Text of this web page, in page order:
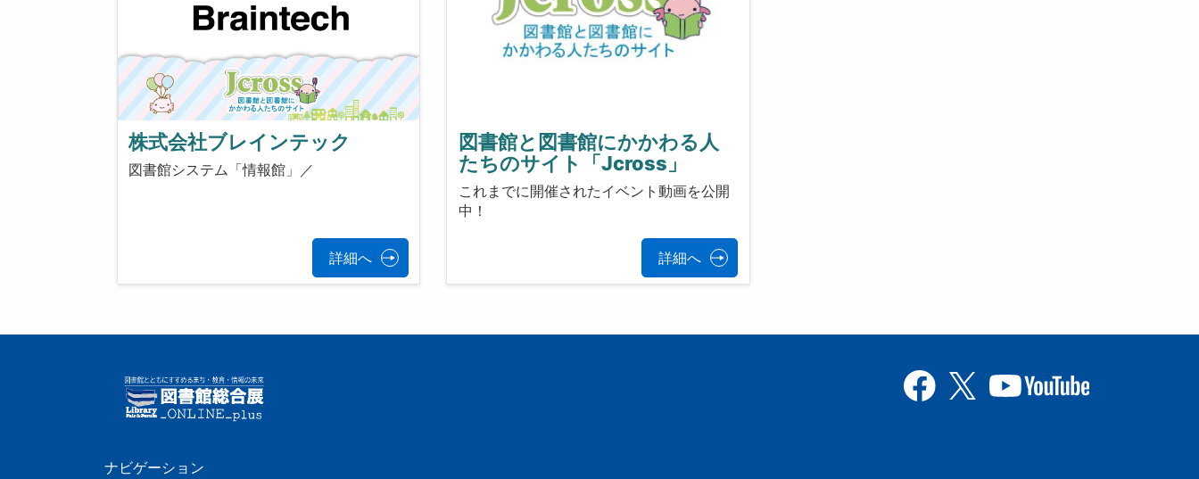
株式会社ブレインテック
図書館システム「情報館」／
詳細へ
図書館と図書館にかかわる人
たちのサイト「Jcross」
これまでに開催されたイベント動画を公開
中！
詳細へ
ナビゲーション